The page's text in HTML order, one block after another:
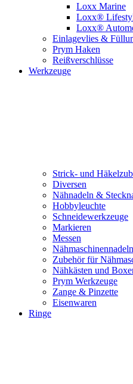
Loxx Marine
Loxx®
Loxx®
Einlagevlies &
Prym Haken
Reißverschlüsse
Werkzeuge
Strick- und
Diversen
Nähnadeln &
Hobbyleuchte
Schneidewerkzeuge
Markieren
Messen
Nähmaschinennadeln
Zubehör für
Nähkästen und
Prym Werkzeuge
Zange & Pinzette
Eisenwaren
Ringe